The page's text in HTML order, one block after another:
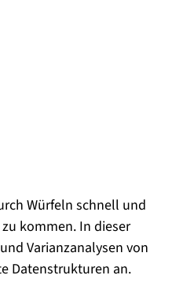
Würfeln schnell und
kommen. In dieser
Varianzanalysen von
Datenstrukturen an.